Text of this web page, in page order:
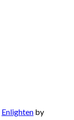
Enlighten by